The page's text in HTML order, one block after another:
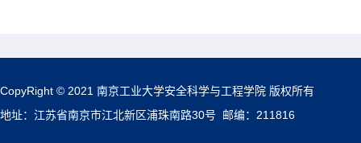
CopyRight © 2021 南京工业大学安全科学与工程学院 版权所有
地址：江苏省南京市江北新区浦珠南路30号 邮编：211816